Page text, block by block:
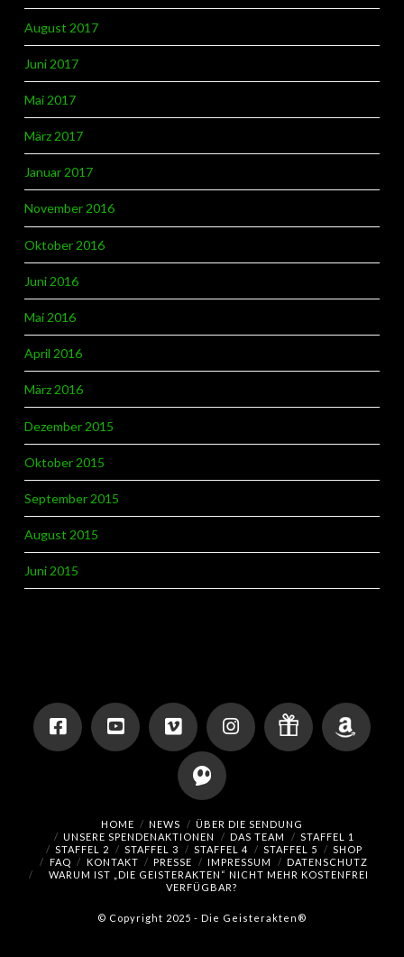
August 2017
Juni 2017
Mai 2017
März 2017
Januar 2017
November 2016
Oktober 2016
Juni 2016
Mai 2016
April 2016
März 2016
Dezember 2015
Oktober 2015
September 2015
August 2015
Juni 2015
HOME NEWS
ÜBER DIE SENDUNG
UNSERE SPENDENAKTIONEN
DAS TEAM
STAFFEL 1
STAFFEL 2
STAFFEL 3 STAFFEL 4 STAFFEL 5
SHOP
FAQ
KONTAKT PRESSE IMPRESSUM
DATENSCHUTZ
WARUM IST „DIE GEISTERAKTEN“ NICHT MEHR KOSTENFREI
VERFÜGBAR?
© Copyright 2025 - Die Geisterakten®